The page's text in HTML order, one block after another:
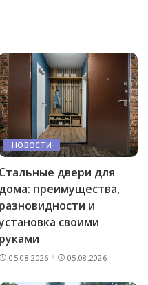
НОВОСТИ
Стальные двери для
дома: преимущества,
разновидности и
своими
руками
05.08.2026 05.08.2026